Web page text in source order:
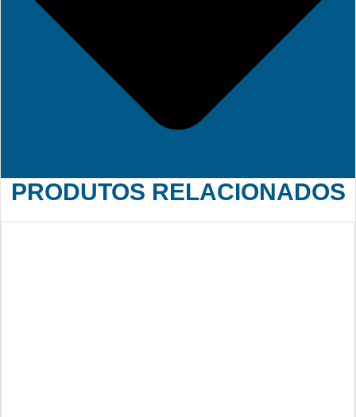
PRODUTOS RELACIONADOS